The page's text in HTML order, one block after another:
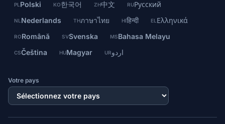
PL Polski KO한국어 ZH中文 RUРусский
NL Nederlands THภาษาไทย HIहिन्दी EL Ελληνικά
RORomână SVSvenska MSBahasa Melayu
CSČeština HUMagyar URاردو
Votre pays